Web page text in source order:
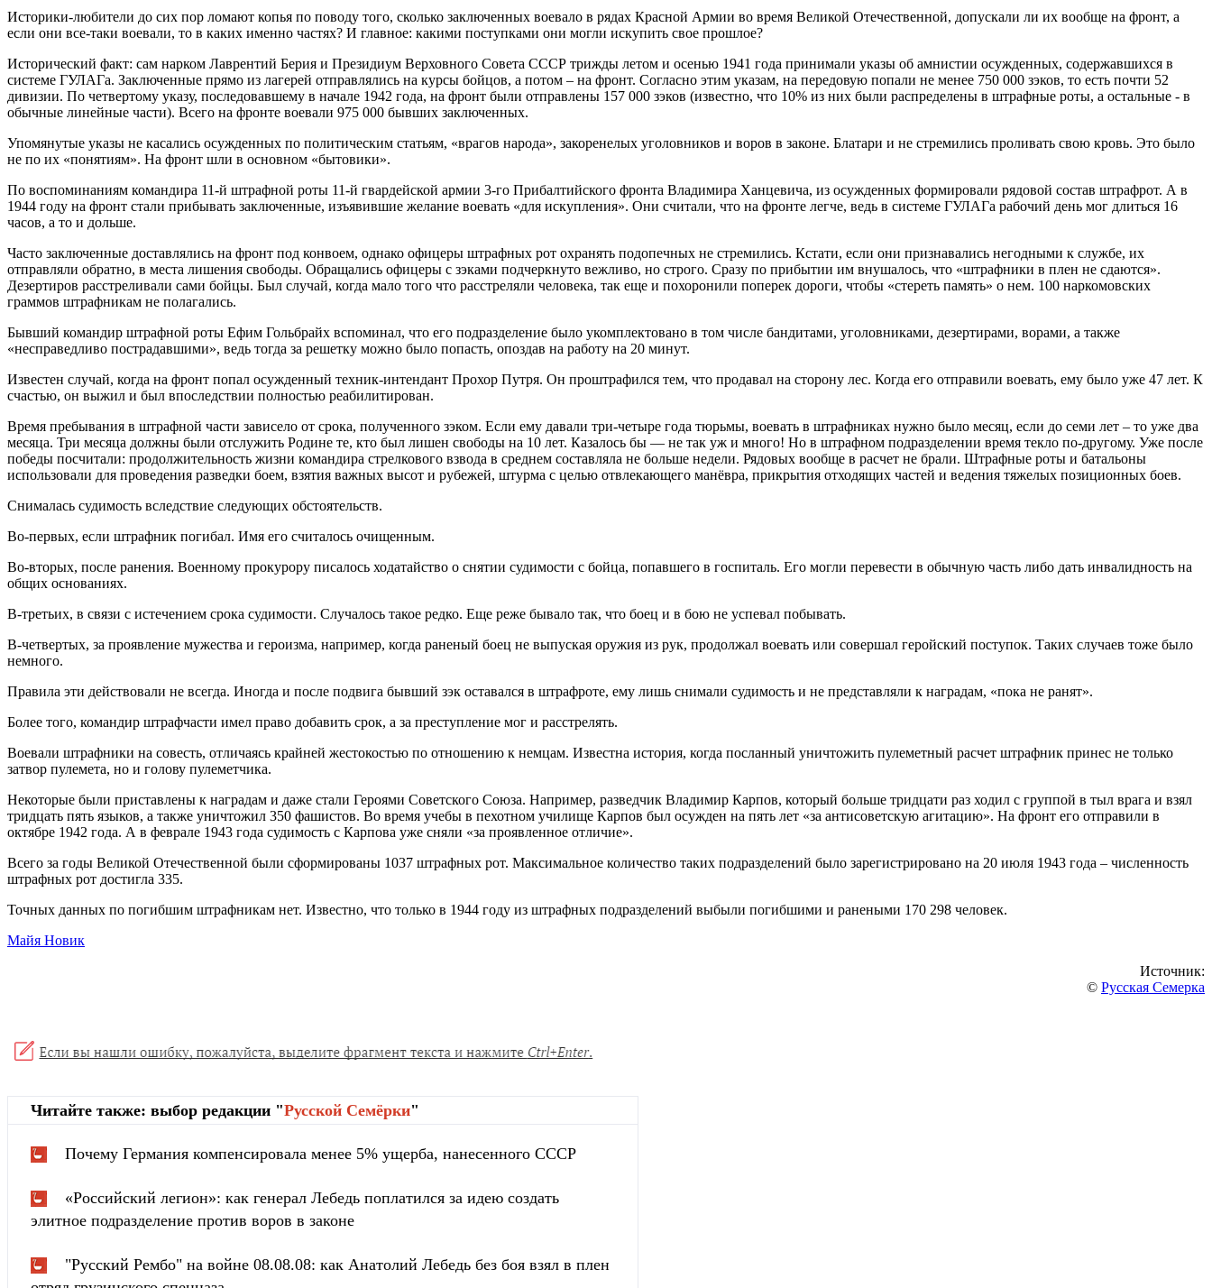
Историки-любители до сих пор ломают копья по поводу того, сколько заключенных воевало в рядах Красной Армии во время Великой Отечественной, допускали ли их вообще на фронт, а
если они все-таки воевали, то в каких именно частях? И главное: какими поступками они могли искупить свое прошлое?
Исторический факт: сам нарком Лаврентий Берия и Президиум Верховного Совета СССР трижды летом и осенью 1941 года принимали указы об амнистии осужденных, содержавшихся в
системе ГУЛАГа. Заключенные прямо из лагерей отправлялись на курсы бойцов, а потом – на фронт. Согласно этим указам, на передовую попали не менее 750 000 зэков, то есть почти 52
дивизии. По четвертому указу, последовавшему в начале 1942 года, на фронт были отправлены 157 000 зэков (известно, что 10% из них были распределены в штрафные роты, а остальные - в
обычные линейные части). Всего на фронте воевали 975 000 бывших заключенных.
Упомянутые указы не касались осужденных по политическим статьям, «врагов народа», закоренелых уголовников и воров в законе. Блатари и не стремились проливать свою кровь. Это было
не по их «понятиям». На фронт шли в основном «бытовики».
По воспоминаниям командира 11-й штрафной роты 11-й гвардейской армии 3-го Прибалтийского фронта Владимира Ханцевича, из осужденных формировали рядовой состав штрафрот. А в
1944 году на фронт стали прибывать заключенные, изъявившие желание воевать «для искупления». Они считали, что на фронте легче, ведь в системе ГУЛАГа рабочий день мог длиться 16
часов, а то и дольше.
Часто заключенные доставлялись на фронт под конвоем, однако офицеры штрафных рот охранять подопечных не стремились. Кстати, если они признавались негодными к службе, их
отправляли обратно, в места лишения свободы. Обращались офицеры с зэками подчеркнуто вежливо, но строго. Сразу по прибытии им внушалось, что «штрафники в плен не сдаются».
Дезертиров расстреливали сами бойцы. Был случай, когда мало того что расстреляли человека, так еще и похоронили поперек дороги, чтобы «стереть память» о нем. 100 наркомовских
граммов штрафникам не полагались.
Бывший командир штрафной роты Ефим Гольбрайх вспоминал, что его подразделение было укомплектовано в том числе бандитами, уголовниками, дезертирами, ворами, а также
«несправедливо пострадавшими», ведь тогда за решетку можно было попасть, опоздав на работу на 20 минут.
Известен случай, когда на фронт попал осужденный техник-интендант Прохор Путря. Он проштрафился тем, что продавал на сторону лес. Когда его отправили воевать, ему было уже 47 лет. К
счастью, он выжил и был впоследствии полностью реабилитирован.
Время пребывания в штрафной части зависело от срока, полученного зэком. Если ему давали три-четыре года тюрьмы, воевать в штрафниках нужно было месяц, если до семи лет – то уже два
месяца. Три месяца должны были отслужить Родине те, кто был лишен свободы на 10 лет. Казалось бы — не так уж и много! Но в штрафном подразделении время текло по-другому. Уже после
победы посчитали: продолжительность жизни командира стрелкового взвода в среднем составляла не больше недели. Рядовых вообще в расчет не брали. Штрафные роты и батальоны
использовали для проведения разведки боем, взятия важных высот и рубежей, штурма с целью отвлекающего манёвра, прикрытия отходящих частей и ведения тяжелых позиционных боев.
Снималась судимость вследствие следующих обстоятельств.
Во-первых, если штрафник погибал. Имя его считалось очищенным.
Во-вторых, после ранения. Военному прокурору писалось ходатайство о снятии судимости с бойца, попавшего в госпиталь. Его могли перевести в обычную часть либо дать инвалидность на
общих основаниях.
В-третьих, в связи с истечением срока судимости. Случалось такое редко. Еще реже бывало так, что боец и в бою не успевал побывать.
В-четвертых, за проявление мужества и героизма, например, когда раненый боец не выпуская оружия из рук, продолжал воевать или совершал геройский поступок. Таких случаев тоже было
немного.
Правила эти действовали не всегда. Иногда и после подвига бывший зэк оставался в штрафроте, ему лишь снимали судимость и не представляли к наградам, «пока не ранят».
Более того, командир штрафчасти имел право добавить срок, а за преступление мог и расстрелять.
Воевали штрафники на совесть, отличаясь крайней жестокостью по отношению к немцам. Известна история, когда посланный уничтожить пулеметный расчет штрафник принес не только
затвор пулемета, но и голову пулеметчика.
Некоторые были приставлены к наградам и даже стали Героями Советского Союза. Например, разведчик Владимир Карпов, который больше тридцати раз ходил с группой в тыл врага и взял
тридцать пять языков, а также уничтожил 350 фашистов. Во время учебы в пехотном училище Карпов был осужден на пять лет «за антисоветскую агитацию». На фронт его отправили в
октябре 1942 года. А в феврале 1943 года судимость с Карпова уже сняли «за проявленное отличие».
Всего за годы Великой Отечественной были сформированы 1037 штрафных рот. Максимальное количество таких подразделений было зарегистрировано на 20 июля 1943 года – численность
штрафных рот достигла 335.
Точных данных по погибшим штрафникам нет. Известно, что только в 1944 году из штрафных подразделений выбыли погибшими и ранеными 170 298 человек.
Майя Новик
Источник:
© Русская Семерка
Читайте также: выбор редакции "Русской Cемёрки"
Почему Германия компенсировала менее 5% ущерба, нанесенного СССР
«Российский легион»: как генерал Лебедь поплатился за идею создать
элитное подразделение против воров в законе
"Русский Рембо" на войне 08.08.08: как Анатолий Лебедь без боя взял в плен